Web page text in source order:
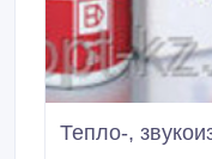
Тепло-,